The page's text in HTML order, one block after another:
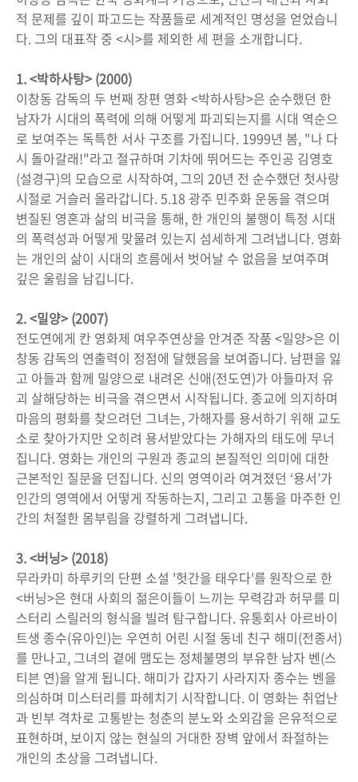
적 문제를 깊이 파고드는 작품들로 세계적인 명성을 얻었습니
다. 그의 대표작 중 <시>를 제외한 세 편을 소개합니다.
1. <박하사탕> (2000)
이창동 감독의 두 번째 장편 영화 <박하사탕>은 순수했던 한
남자가 시대의 폭력에 의해 어떻게 파괴되는지를 시대 역순으
로 보여주는 독특한 서사 구조를 가집니다. 1999년 봄, "나 다
시 돌아갈래!"라고 절규하며 기차에 뛰어드는 주인공 김영호
(설경구)의 모습으로 시작하여, 그의 20년 전 순수했던 첫사랑
시절로 거슬러 올라갑니다. 5.18 광주 민주화 운동을 겪으며
변질된 영혼과 삶의 비극을 통해, 한 개인의 불행이 특정 시대
의 폭력성과 어떻게 맞물려 있는지 섬세하게 그려냅니다. 영화
는 개인의 삶이 시대의 흐름에서 벗어날 수 없음을 보여주며
깊은 울림을 남깁니다.
2. <밀양> (2007)
전도연에게 칸 영화제 여우주연상을 안겨준 작품 <밀양>은 이
창동 감독의 연출력이 정점에 달했음을 보여줍니다. 남편을 잃
고 아들과 함께 밀양으로 내려온 신애(전도연)가 아들마저 유
괴 살해당하는 비극을 겪으면서 시작됩니다. 종교에 의지하며
마음의 평화를 찾으려던 그녀는, 가해자를 용서하기 위해 교도
소로 찾아가지만 오히려 용서받았다는 가해자의 태도에 무너
집니다. 영화는 개인의 구원과 종교의 본질적인 의미에 대한
근본적인 질문을 던집니다. 신의 영역이라 여겨졌던 ‘용서’가
인간의 영역에서 어떻게 작동하는지, 그리고 고통을 마주한 인
간의 처절한 몸부림을 강렬하게 그려냅니다.
3. <버닝> (2018)
무라카미 하루키의 단편 소설 '헛간을 태우다'를 원작으로 한
<버닝>은 현대 사회의 젊은이들이 느끼는 무력감과 허무를 미
스터리 스릴러의 형식을 빌려 탐구합니다. 유통회사 아르바이
트생 종수(유아인)는 우연히 어린 시절 동네 친구 해미(전종서)
를 만나고, 그녀의 곁에 맴도는 정체불명의 부유한 남자 벤(스
티븐 연)을 알게 됩니다. 해미가 갑자기 사라지자 종수는 벤을
의심하며 미스터리를 파헤치기 시작합니다. 이 영화는 취업난
과 빈부 격차로 고통받는 청춘의 분노와 소외감을 은유적으로
표현하며, 보이지 않는 현실의 거대한 장벽 앞에서 좌절하는
개인의 초상을 그려냅니다.